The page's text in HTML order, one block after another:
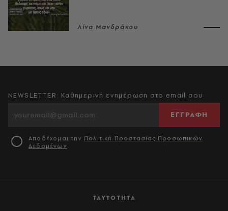
Λίνα Μανδράκου
ΤΑΥΤΟΤΗΤΑ
NEWSLETTER: Καθημερινή ενημέρωση στο email σου
ΕΓΓΡΑΦΗ
Αποδέχομαι την Πολιτική Προστασίας Προσωπικών
Δεδομένων